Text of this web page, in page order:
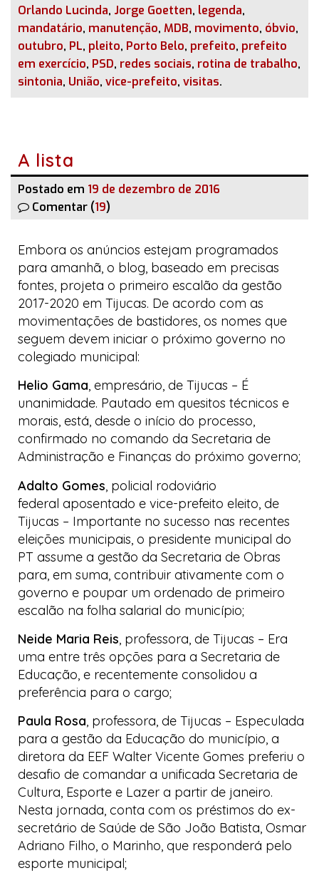
Orlando Lucinda, Jorge Goetten, legenda,
mandatário, manutenção, MDB, movimento, óbvio,
outubro, PL, pleito, Porto Belo, prefeito, prefeito
em exercício, PSD, redes sociais, rotina de trabalho,
sintonia, União, vice-prefeito, visitas.
A lista
Postado em 19 de dezembro de 2016
Comentar (19)
Embora os anúncios estejam programados
para amanhã, o blog, baseado em precisas
fontes, projeta o primeiro escalão da gestão
2017-2020 em Tijucas. De acordo com as
movimentações de bastidores, os nomes que
seguem devem iniciar o próximo governo no
colegiado municipal:
Helio Gama, empresário, de Tijucas – É
unanimidade. Pautado em quesitos técnicos e
morais, está, desde o início do processo,
confirmado no comando da Secretaria de
Administração e Finanças do próximo governo;
Adalto Gomes, policial rodoviário
federal aposentado e vice-prefeito eleito, de
Tijucas – Importante no sucesso nas recentes
eleições municipais, o presidente municipal do
PT assume a gestão da Secretaria de Obras
para, em suma, contribuir ativamente com o
governo e poupar um ordenado de primeiro
escalão na folha salarial do município;
Neide Maria Reis, professora, de Tijucas – Era
uma entre três opções para a Secretaria de
Educação, e recentemente consolidou a
preferência para o cargo;
Paula Rosa, professora, de Tijucas – Especulada
para a gestão da Educação do município, a
diretora da EEF Walter Vicente Gomes preferiu o
desafio de comandar a unificada Secretaria de
Cultura, Esporte e Lazer a partir de janeiro.
Nesta jornada, conta com os préstimos do ex-
secretário de Saúde de São João Batista, Osmar
Adriano Filho, o Marinho, que responderá pelo
esporte municipal;